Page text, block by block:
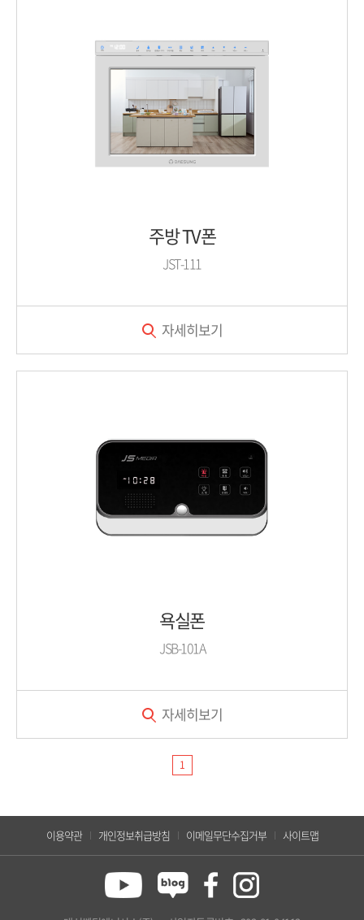
주방 TV폰
JST-111
자세히보기
욕실폰
JSB-101A
자세히보기
1
이용약관 개인정보취급방침 이메일무단수집거부 사이트맵